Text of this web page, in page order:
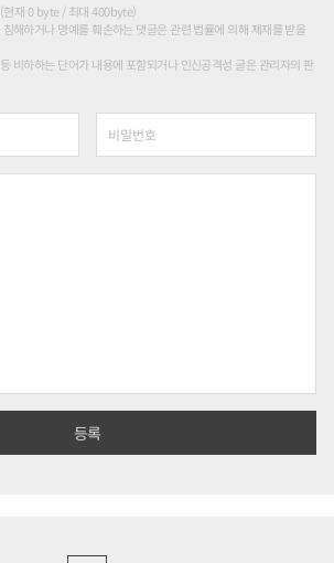
현재 0 byte / 최대 400byte)
해하거나 명예를 훼손하는 댓글은 관련 법률에 의해 제재를 받을
비하하는 단어가 내용에 포함되거나 인신공격성 글은 관리자의 판